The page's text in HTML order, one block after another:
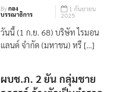
เจาะตลาดต่างชาติ
Byกอง
บรรณาธิการ
1 กันยายน
2025